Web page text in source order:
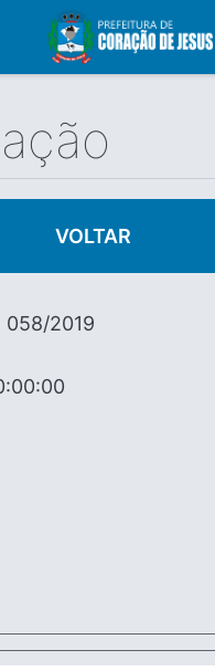
VOLTAR
058/2019